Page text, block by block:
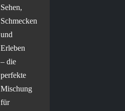
Sehen,
Schmecken
und
Erleben
– die
perfekte
Mischung
für